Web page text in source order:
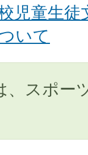
児童生
いて
、スポー